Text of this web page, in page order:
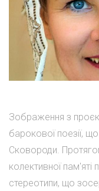
Зображення з
барокової поезії,
Сковороди.
колективної
стереотипи, що